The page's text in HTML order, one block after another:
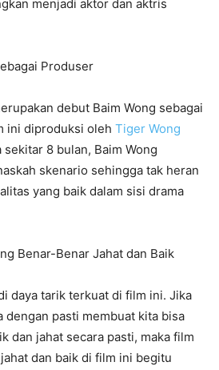
menjadi aktor dan aktris
Produser
debut Baim Wong sebagai
ini diproduksi oleh Tiger Wong
sekitar 8 bulan, Baim Wong
skenario sehingga tak heran
yang baik dalam sisi drama
Benar-Benar Jahat dan Baik
daya tarik terkuat di film ini. Jika
dengan pasti membuat kita bisa
dan jahat secara pasti, maka film
dan baik di film ini begitu